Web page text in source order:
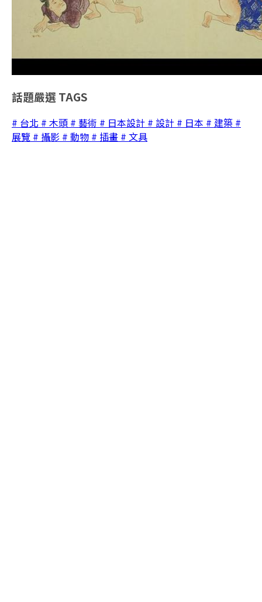
話題嚴選 TAGS
# 台北 # 木頭 # 藝術 # 日本設計 # 設計 # 日本 # 建築 #
展覽 # 攝影 # 動物 # 插畫 # 文具